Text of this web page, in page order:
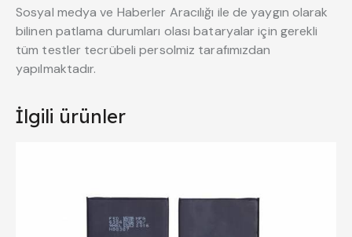
Sosyal medya ve Haberler Aracılığı ile de yaygın olarak
bilinen patlama durumları olası bataryalar için gerekli
tüm testler tecrübeli persolmiz tarafımızdan
yapılmaktadır.
İlgili ürünler